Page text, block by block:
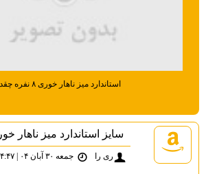
استاندارد میز ناهار خوری ۸ نفره چقدره؟
سایز استاندارد میز ناهار خوری ۸ نفره چقدره؟
ری را جمعه ۳۰ آبان ۰۴ | ۱۴:۴۷